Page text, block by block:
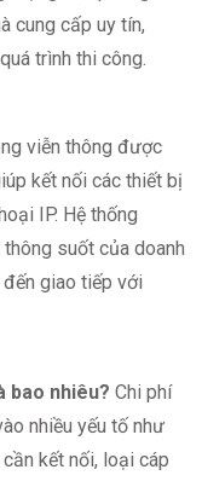
cung cấp uy tín,
trình thi công.
viễn thông được
kết nối các thiết bị
IP. Hệ thống
suốt của doanh
giao tiếp với
bao nhiêu? Chi phí
nhiều yếu tố như
kết nối, loại cáp